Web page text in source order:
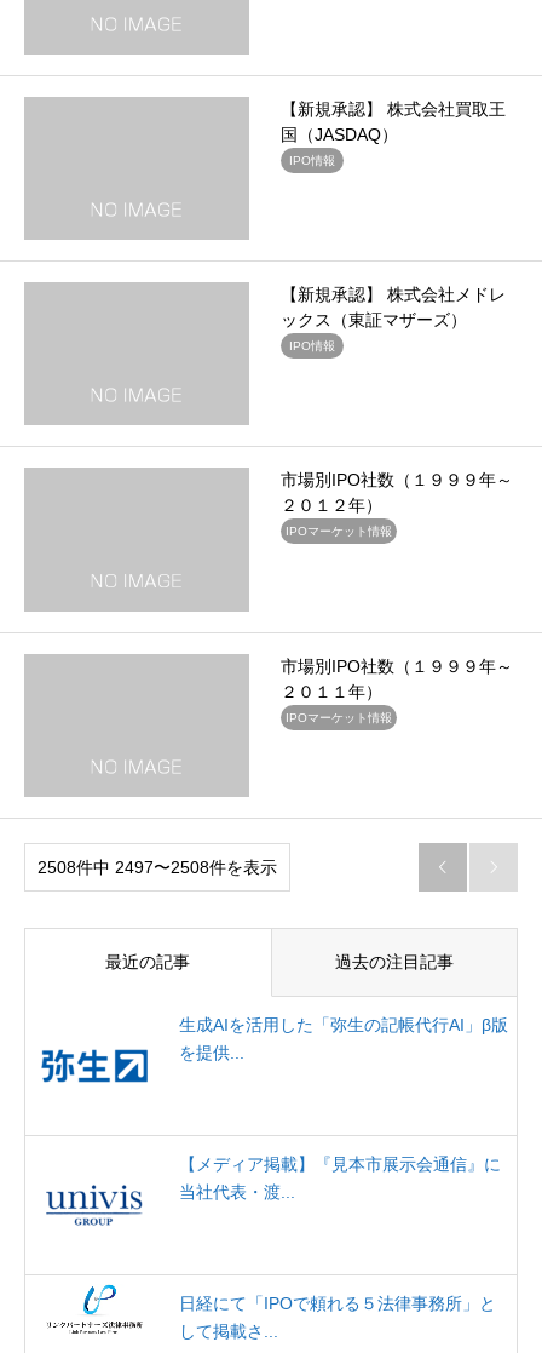
【新規承認】 株式会社買取王
国（JASDAQ）
IPO情報
【新規承認】 株式会社メドレ
ックス（東証マザーズ）
IPO情報
市場別IPO社数（１９９９年～
２０１２年）
IPOマーケット情報
市場別IPO社数（１９９９年～
２０１１年）
IPOマーケット情報
2508件中 2497〜2508件を表示  
最近の記事 過去の注目記事
生成AIを活用した「弥生の記帳代行AI」β版
を提供...
【メディア掲載】『見本市展示会通信』に
当社代表・渡...
日経にて「IPOで頼れる５法律事務所」と
して掲載さ...